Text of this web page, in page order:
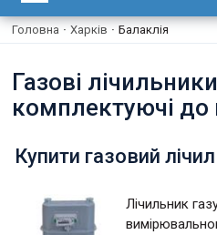
Головна · Харків · Балаклія
Газові лічильники
комплектуючі до
Купити газовий
Лічильник